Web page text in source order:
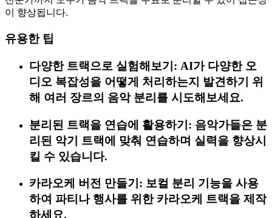
이 향상됩니다.
유용한 팁
다양한 트랙으로 실험해보기: AI가 다양한 오
디오 복잡성을 어떻게 처리하는지 발견하기 위
해 여러 장르의 음악 분리를 시도해보세요.
분리된 트랙을 연습에 활용하기: 음악가들은 분
리된 악기 트랙에 맞춰 연습하며 실력을 향상시
킬 수 있습니다.
카라오케 버전 만들기: 보컬 분리 기능을 사용
하여 파티나 행사를 위한 카라오케 트랙을 제작
하세요.